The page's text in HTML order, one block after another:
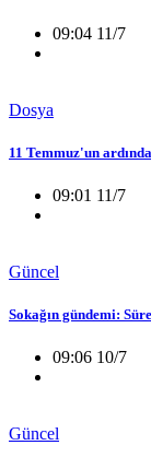
09:04 11/7
Dosya
11 Temmuz'un
09:01 11/7
Güncel
Sokağın gündemi:
09:06 10/7
Güncel